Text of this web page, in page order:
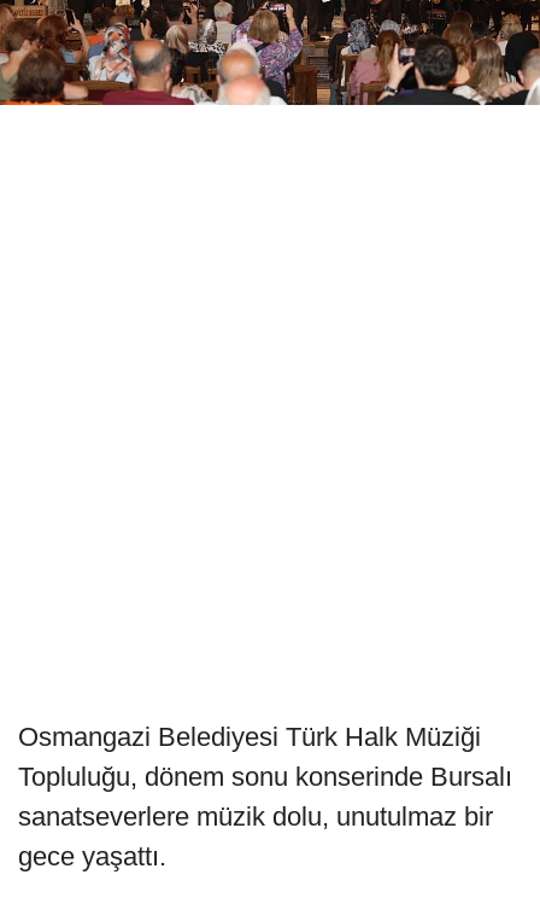
Osmangazi Belediyesi Türk Halk Müziği
Topluluğu, dönem sonu konserinde Bursalı
sanatseverlere müzik dolu, unutulmaz bir
gece yaşattı.